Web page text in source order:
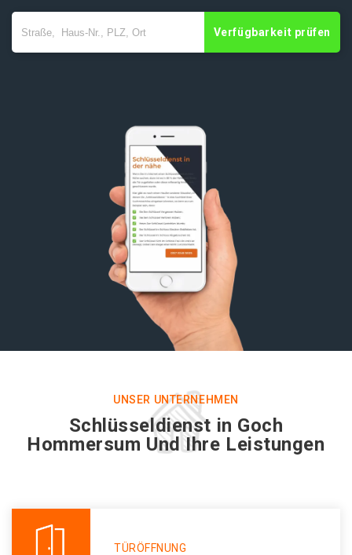
Verfügbarkeit prüfen
UNSER UNTERNEHMEN
Schlüsseldienst in Goch
Hommersum Und Ihre Leistungen
TÜRÖFFNUNG